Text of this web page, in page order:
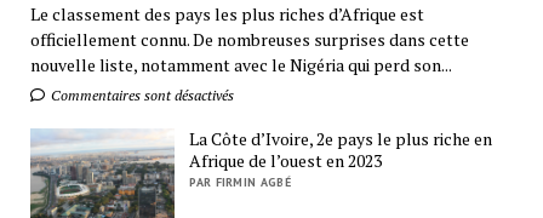
Le classement des pays les plus riches d’Afrique est
officiellement connu. De nombreuses surprises dans cette
nouvelle liste, notamment avec le Nigéria qui perd son...
Commentaires sont désactivés
La Côte d’Ivoire, 2e pays le plus riche en
Afrique de l’ouest en 2023
PAR FIRMIN AGBÉ